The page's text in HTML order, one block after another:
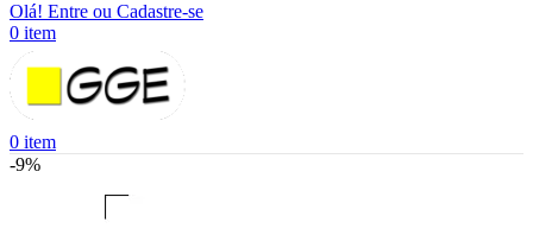
Olá! Entre ou Cadastre-se
0 item
0 item
-9%